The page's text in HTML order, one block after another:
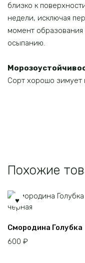
близко к
недели, исключая
момент
осыпанию.
Сорт хорошо зимует
Похожие
Смородина Голубка
600 ₽